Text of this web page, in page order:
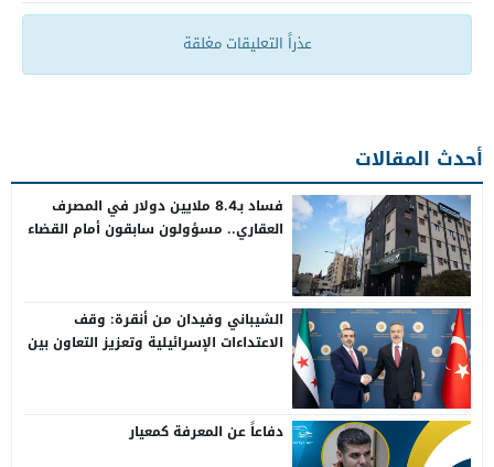
عذراً التعليقات مغلقة
أحدث المقالات
فساد بـ8.4 ملايين دولار في المصرف
العقاري.. مسؤولون سابقون أمام القضاء
الشيباني وفيدان من أنقرة: وقف
الاعتداءات الإسرائيلية وتعزيز التعاون بين
دفاعاً عن المعرفة كمعيار